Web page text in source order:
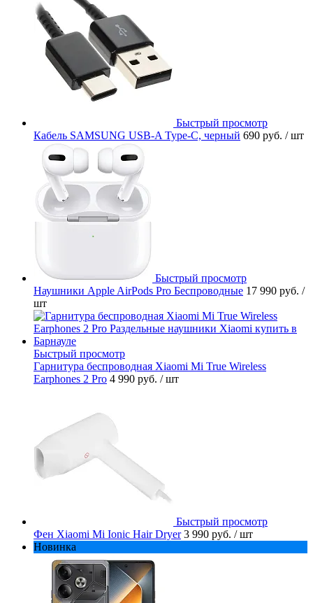
Быстрый просмотр
Кабель SAMSUNG USB-A Type-C, черный 690 руб. / шт
Быстрый просмотр
Наушники Apple AirPods Pro Беспроводные 17 990 руб. /
шт
Быстрый просмотр
Гарнитура беспроводная Xiaomi Mi True Wireless
Earphones 2 Pro 4 990 руб. / шт
Быстрый просмотр
Фен Xiaomi Mi Ionic Hair Dryer 3 990 руб. / шт
Новинка